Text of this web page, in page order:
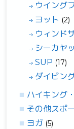
ウイング
ヨット (2)
ウィンド
シーカヤ
SUP (17)
ダイビン
ハイキング
その他スポ
ヨガ (5)